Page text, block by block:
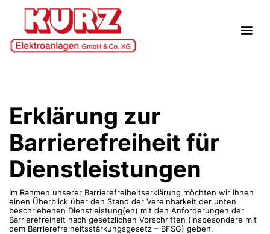
Erklärung zur
Barrierefreiheit für
Dienstleistungen
Im Rahmen unserer Barrierefreiheitserklärung möchten wir Ihnen
einen Überblick über den Stand der Vereinbarkeit der unten
beschriebenen Dienstleistung(en) mit den Anforderungen der
Barrierefreiheit nach gesetzlichen Vorschriften (insbesondere mit
dem Barrierefreiheitsstärkungsgesetz – BFSG) geben.